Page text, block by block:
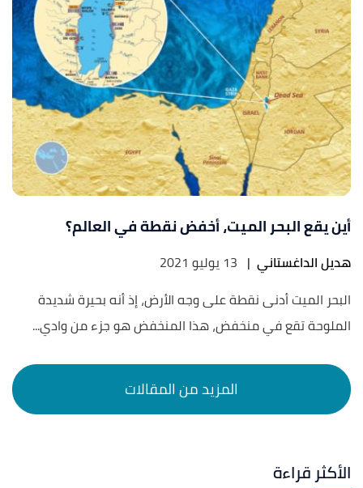
أين يقع البحر الميت، أخفض نقطة في العالم؟
هديل الداغستاني | 13 يوليو 2021
البحر الميت أدنى نقطة على وجه الأرض، إذ أنه بحيرة شديدة
الملوحة تقع في منخفض، هذا المنخفض هو جزء من وادي...
الأكثر قراءة